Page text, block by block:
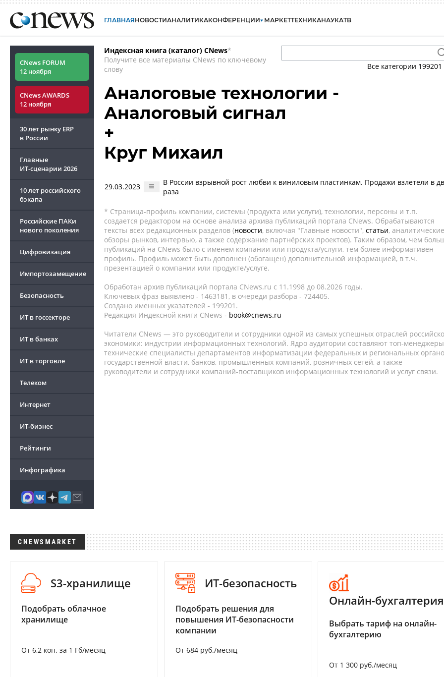
ГЛАВНАЯНОВОСТИАНАЛИТИКАКОНФЕРЕНЦИИ МАРКЕТТЕХНИКАНАУКАТВ
CNews FORUM
12 ноября
CNews AWARDS
12 ноября
30 лет рынку ERP
в России
Главные
ИТ-сценарии 2026
10 лет российского
бэкапа
Российские ПАКи
нового поколения
Цифровизация
Импортозамещение
Безопасность
ИТ в госсекторе
ИТ в банках
ИТ в торговле
Телеком
Интернет
ИТ-бизнес
Рейтинги
Инфографика
Индексная книга (каталог) CNews*
Получите все материалы CNews по ключевому
слову
Все категории 199201
Аналоговые технологии -
Аналоговый сигнал
+
Круг Михаил
29.03.2023
В России взрывной рост любви к виниловым пластинкам. Продажи взлетели в
раза
* Страница-профиль компании, системы (продукта или услуги), технологии, персоны и т.п.
создается редактором на основе анализа архива публикаций портала CNews. Обрабатываются
тексты всех редакционных разделов (новости, включая "Главные новости", статьи, аналитические
обзоры рынков, интервью, а также содержание партнёрских проектов). Таким образом, чем
публикаций на CNews было с именем компании или продукта/услуги, тем более информативен
профиль. Профиль может быть дополнен (обогащен) дополнительной информацией, в т.ч.
презентацией о компании или продукте/услуге.
Обработан архив публикаций портала CNews.ru c 11.1998 до 08.2026 годы.
Ключевых фраз выявлено - 1463181, в очереди разбора - 724405.
Создано именных указателей - 199201.
Редакция Индексной книги CNews - book@cnews.ru
Читатели CNews — это руководители и сотрудники одной из самых успешных отраслей
экономики: индустрии информационных технологий. Ядро аудитории составляют топ-
технические специалисты департаментов информатизации федеральных и региональных
государственной власти, банков, промышленных компаний, розничных сетей, а также
руководители и сотрудники компаний-поставщиков информационных технологий и услуг связи.
CNEWSMARKET
S3-хранилище
Подобрать облачное
хранилище
От 6,2 коп. за 1 Гб/месяц
ИТ-безопасность
Подобрать решения для
повышения ИТ-безопасности
компании
От 684 руб./месяц
Онлайн-бухгалтерия
Выбрать тариф на онлайн-
бухгалтерию
От 1 300 руб./месяц